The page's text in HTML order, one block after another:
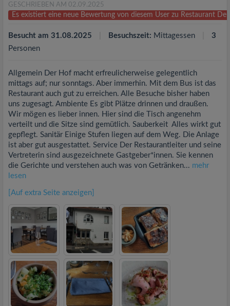
GESCHRIEBEN AM 02.09.2025
Es existiert eine neue Bewertung von diesem User zu Restaurant
Besucht am 31.08.2025 Besuchszeit: Mittagessen
3
Personen
Allgemein Der Hof macht erfreulicherweise gelegentlich
mittags auf; nur sonntags. Aber immerhin. Mit dem Bus ist das
Restaurant auch gut zu erreichen. Alle Besuche bisher haben
uns zugesagt. Ambiente Es gibt Plätze drinnen und draußen.
Wir mögen es lieber innen. Hier sind die Tisch angenehm
verteilt und die Sitze sind gemütlich. Sauberkeit Alles wirkt gut
gepflegt. Sanitär Einige Stufen liegen auf dem Weg. Die Anlage
ist aber gut ausgestattet. Service Der Restaurantleiter und seine
Vertreterin sind ausgezeichnete Gastgeber*innen. Sie kennen
die Gerichte und verstehen auch was von Getränken... mehr
lesen
[Auf extra Seite anzeigen]